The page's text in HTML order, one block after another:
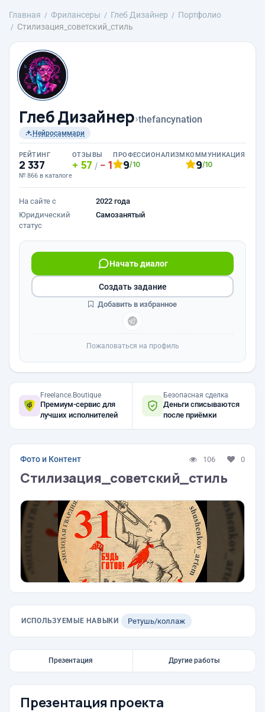
Главная Фрилансеры Глеб Дизайнер
Портфолио
Стилизация_советский_стиль
Глеб Дизайнер›thefancynation
Нейросаммари
РЕЙТИНГ
2 337
№ 866 в каталоге
ОТЗЫВЫ
57 / 1
ПРОФЕССИОНАЛИЗМ
9/10
КОММУНИКАЦИЯ
9/10
На сайте с
2022 года
Юридический
статус
Самозанятый
Начать диалог
Создать задание
Добавить в избранное
Пожаловаться на профиль
Freelance.Boutique
Премиум-сервис для
лучших исполнителей
Безопасная сделка
Деньги списываются
после приёмки
Фото и Контент 106 0
Стилизация_советский_стиль
ИСПОЛЬЗУЕМЫЕ НАВЫКИ Ретушь/коллаж
Презентация Другие работы
Презентация проекта